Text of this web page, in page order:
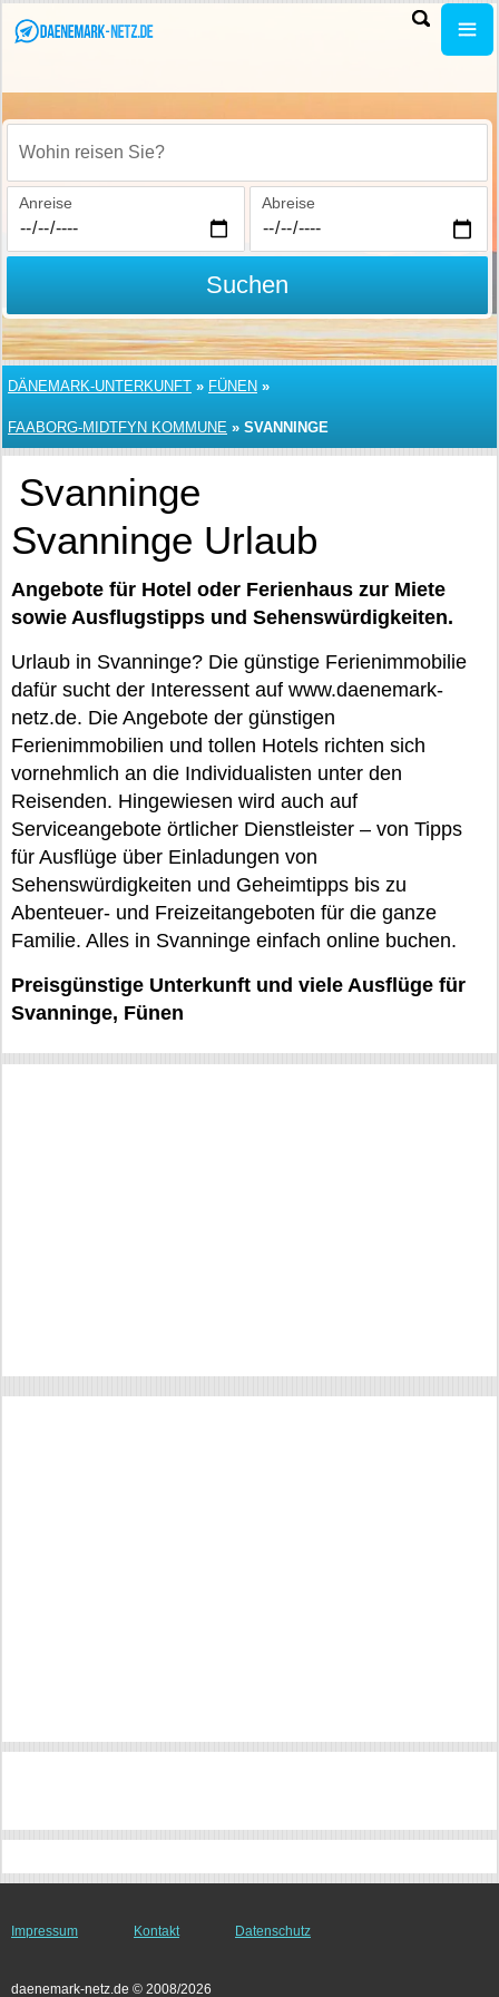
Wohin reisen Sie?
Anreise Abreise
Suchen
DÄNEMARK-UNTERKUNFT » FÜNEN »
FAABORG-MIDTFYN KOMMUNE » SVANNINGE
Svanninge
Svanninge Urlaub
Angebote für Hotel oder Ferienhaus zur Miete
sowie Ausflugstipps und Sehenswürdigkeiten.
Urlaub in Svanninge? Die günstige Ferienimmobilie
dafür sucht der Interessent auf www.daenemark-
netz.de. Die Angebote der günstigen
Ferienimmobilien und tollen Hotels richten sich
vornehmlich an die Individualisten unter den
Reisenden. Hingewiesen wird auch auf
Serviceangebote örtlicher Dienstleister – von Tipps
für Ausflüge über Einladungen von
Sehenswürdigkeiten und Geheimtipps bis zu
Abenteuer- und Freizeitangeboten für die ganze
Familie. Alles in Svanninge einfach online buchen.
Preisgünstige Unterkunft und viele Ausflüge für
Svanninge, Fünen
Impressum Kontakt Datenschutz
daenemark-netz.de © 2008/2026